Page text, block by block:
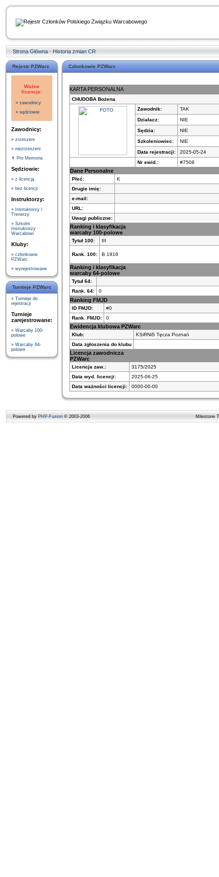
Strona Główna · Historia zmian CR
Rejestr PZWarc
Ważne
licencje:
» zawodnicy
» sędziowie
Zawodnicy:
» zrzeszeni
» niezrzeszeni
✝ Pro Memoria
Sędziowie:
» z licencją
» bez licencji
Instruktorzy:
» Instruktorzy /
Trenerzy
» Szkolni
Instruktorzy
Warcabowi
Kluby:
» członkowie
PZWarc
» wyrejestrowane
Turnieje PZWarc
» Turnieje do
rejestracji
Turnieje
zarejestrowane:
» Warcaby 100-
polowe
» Warcaby 64-
polowe
Członkowie PZWarc
KARTA PERSONALNA
CHUDOBA Bożena
Zawodnik:
TAK
Działacz:
NIE
Sędzia:
NIE
Szkoleniowiec:
NIE
Data rejestracji:
2025-05-24
Nr ewid.:
#7508
Dane Personalne
Płeć:
K
Drugie imię:
e-mail:
URL:
Uwagi publiczne:
Ranking i klasyfikacja
warcaby 100-polowe
Tytuł 100: III
Rank. 100: B 1916
Ranking i klasyfikacja
warcaby 64-polowe
Tytuł 64:
Rank. 64:
0
Ranking FMJD
ID FMJD:
#0
Rank. FMJD:
0
Ewidencja klubowa PZWarc
Klub:
KSiRNiS Tęcza Poznań
Data zgłoszenia do klubu
Licencja zawodnicza
PZWarc
Licencja zaw.:
3175/2025
Data wyd. licencji:
2025-06-25
Data ważności licencji:
0000-00-00
Powered by PHP-Fusion © 2003-2006 Milestone